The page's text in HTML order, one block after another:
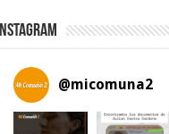
Instagram
@micomuna2